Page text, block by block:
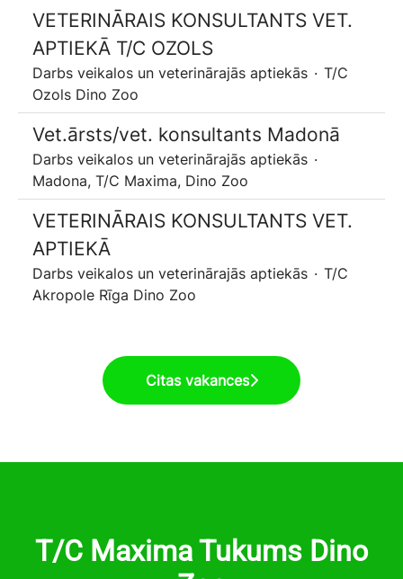
VETERINĀRAIS KONSULTANTS VET.
APTIEKĀ T/C OZOLS
Darbs veikalos un veterinārajās aptiekās · T/C
Ozols Dino Zoo
Vet.ārsts/vet. konsultants Madonā
Darbs veikalos un veterinārajās aptiekās ·
Madona, T/C Maxima, Dino Zoo
VETERINĀRAIS KONSULTANTS VET.
APTIEKĀ
Darbs veikalos un veterinārajās aptiekās · T/C
Akropole Rīga Dino Zoo
Citas vakances
T/C Maxima Tukums Dino